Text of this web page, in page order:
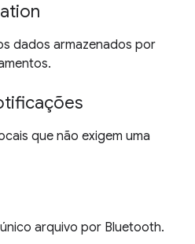
dados armazenados por
que não exigem uma
arquivo por Bluetooth.